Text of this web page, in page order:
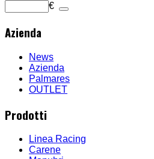
€
Azienda
News
Azienda
Palmares
OUTLET
Prodotti
Linea Racing
Carene